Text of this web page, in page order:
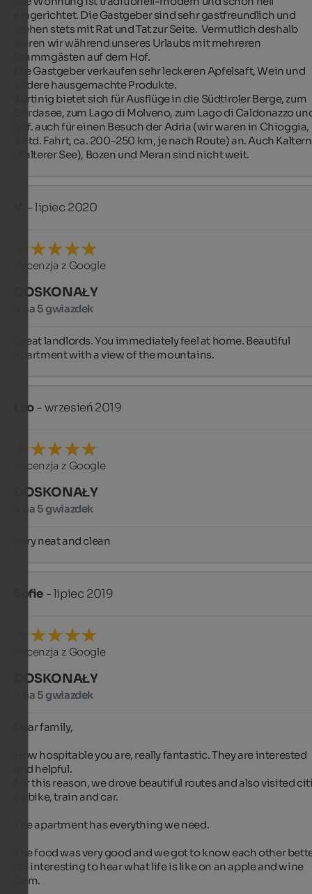
eingerichtet. Die Gastgeber sind sehr gastfreundlich und
stehen stets mit Rat und Tat zur Seite.  Vermutlich deshalb
waren wir während unseres Urlaubs mit mehreren
Stammgästen auf dem Hof.
Die Gastgeber verkaufen sehr leckeren Apfelsaft, Wein und
andere hausgemachte Produkte.
Kurtinig bietet sich für Ausflüge in die Südtiroler Berge, zum
Gardasee, zum Lago di Molveno, zum Lago di Caldonazzo
ggf. auch für einen Besuch der Adria (wir waren in Chioggia,
3 Std. Fahrt, ca. 200-250 km, je nach Route) an. Auch Kaltern
(Kalterer See), Bozen und Meran sind nicht weit.
- lipiec 2020
Recenzja z Google
DOSKONAŁY
5 na 5 gwiazdek
Great landlords. You immediately feel at home. Beautiful
apartment with a view of the mountains.
Leo- wrzesień 2019
Recenzja z Google
DOSKONAŁY
5 na 5 gwiazdek
Very neat and clean
Sofie - lipiec 2019
Recenzja z Google
DOSKONAŁY
5 na 5 gwiazdek
Dear family,
How hospitable you are, really fantastic. They are interested
and helpful.
For this reason, we drove beautiful routes and also visited
by bike, train and car.
The apartment has everything we need.
The food was very good and we got to know each other
It's interesting to hear what life is like on an apple and wine
farm.